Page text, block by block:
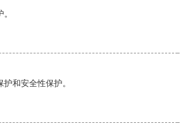
和安全性保护。